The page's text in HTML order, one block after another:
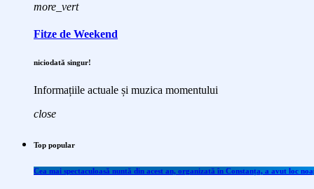
more_vert
Fitze de Weekend
niciodată singur!
Informațiile actuale și muzica momentului
close
Top popular
Cea mai spectaculoasă nuntă din acest an, organizată în Constanța, a avut loc